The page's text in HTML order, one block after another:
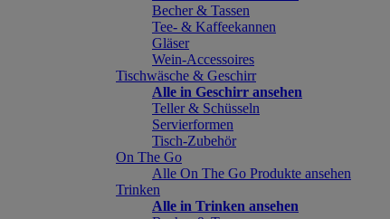
Becher & Tassen
Tee- & Kaffeekannen
Gläser
Wein-Accessoires
Tischwäsche & Geschirr
Alle in Geschirr ansehen
Teller & Schüsseln
Servierformen
Tisch-Zubehör
On The Go
Alle On The Go Produkte ansehen
Trinken
Alle in Trinken ansehen